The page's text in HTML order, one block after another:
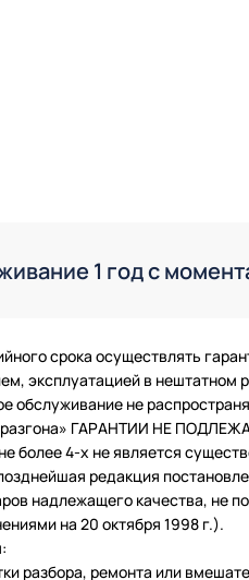
1 год с
срока осуществлять
эксплуатацией в нештатном
обслуживание не
ГАРАНТИИ НЕ
более 4-х не является
редакция
надлежащего качества, не
на 20 октября 1998 г.).
разбора, ремонта или